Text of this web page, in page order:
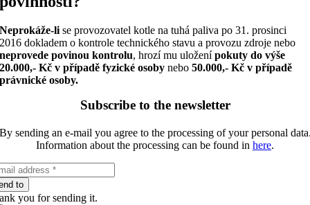
Neprokáže-lise provozovatel kotle na tuhá paliva po 31. prosinci
2016 dokladem o kontrole technického stavu a provozu zdroje nebo
neprovede povinou kontrolu, hrozí mu uloženípokuty do výše
20.000,- Kč v případě fyzické osobynebo 50.000,- Kč v případě
právnické osoby.
Subscribe to the newsletter
sending an e-mail you agree to the processing of your personal
Information about the processing can be found in here.
to
you for sending it.